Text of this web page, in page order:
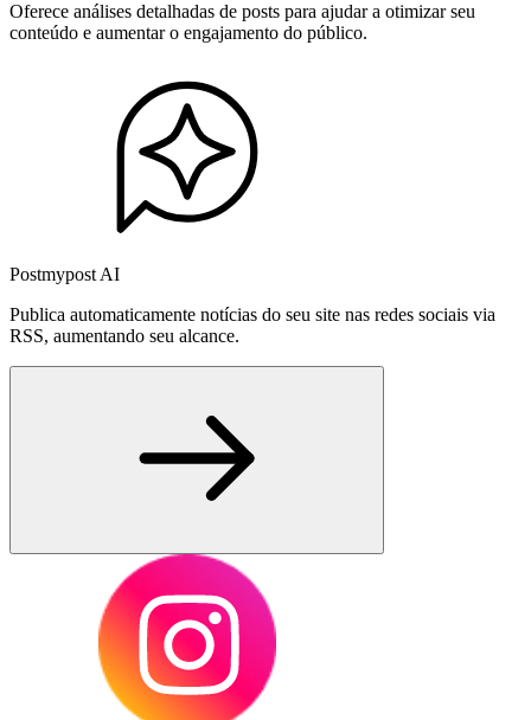
Oferece análises detalhadas de posts para ajudar a otimizar seu
conteúdo e aumentar o engajamento do público.
Postmypost AI
Publica automaticamente notícias do seu site nas redes sociais via
RSS, aumentando seu alcance.